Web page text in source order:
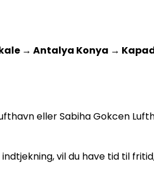
→ Antalya Konya →
eller Sabiha Gokcen
vil du have tid til